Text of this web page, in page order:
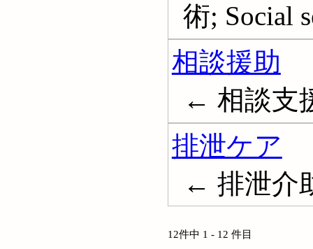
術; Social
相談援助
← 相談支
排泄ケア
← 排泄介
12件中 1 - 12 件目